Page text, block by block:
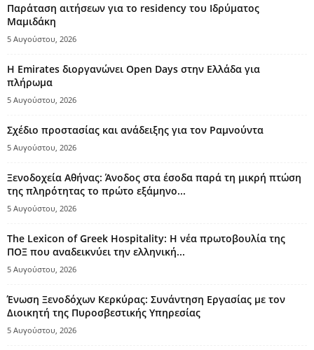
Παράταση αιτήσεων για το residency του Ιδρύματος
Μαμιδάκη
5 Αυγούστου, 2026
Η Emirates διοργανώνει Open Days στην Ελλάδα για
πλήρωμα
5 Αυγούστου, 2026
Σχέδιο προστασίας και ανάδειξης για τον Ραμνούντα
5 Αυγούστου, 2026
Ξενοδοχεία Αθήνας: Άνοδος στα έσοδα παρά τη μικρή πτώση
της πληρότητας το πρώτο εξάμηνο...
5 Αυγούστου, 2026
The Lexicon of Greek Hospitality: Η νέα πρωτοβουλία της
ΠΟΞ που αναδεικνύει την ελληνική...
5 Αυγούστου, 2026
Ένωση Ξενοδόχων Κερκύρας: Συνάντηση Εργασίας με τον
Διοικητή της Πυροσβεστικής Υπηρεσίας
5 Αυγούστου, 2026